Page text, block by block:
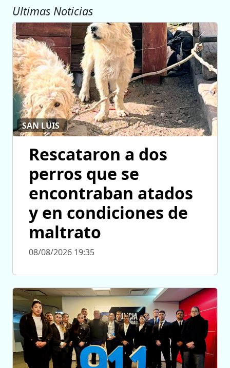
Ultimas Noticias
SAN LUIS
Rescataron a dos
perros que se
encontraban atados
y en condiciones de
maltrato
08/08/2026 19:35